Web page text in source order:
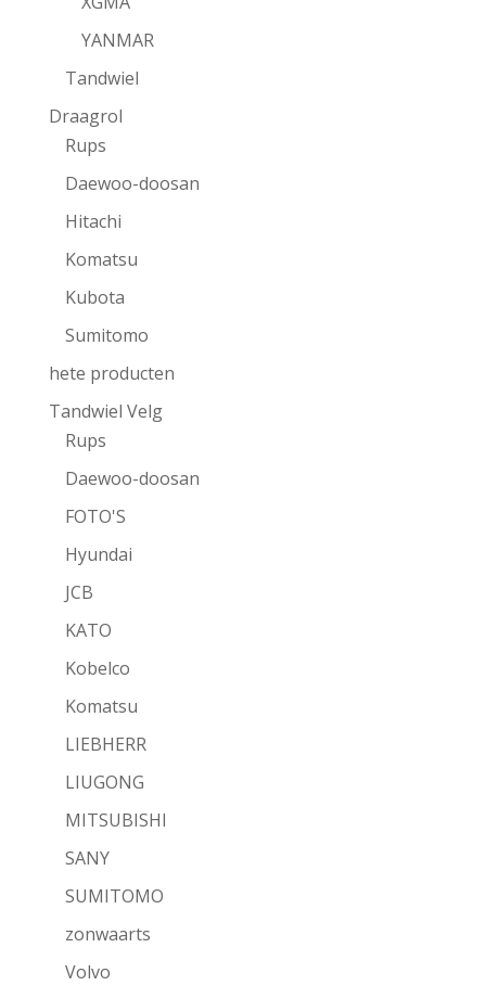
YANMAR
Tandwiel
Draagrol
Rups
Daewoo-doosan
Hitachi
Komatsu
Kubota
Sumitomo
hete producten
Tandwiel Velg
Rups
Daewoo-doosan
FOTO'S
Hyundai
JCB
KATO
Kobelco
Komatsu
LIEBHERR
LIUGONG
MITSUBISHI
SANY
SUMITOMO
zonwaarts
Volvo